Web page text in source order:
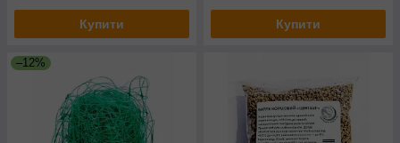
Купити Купити
–12%